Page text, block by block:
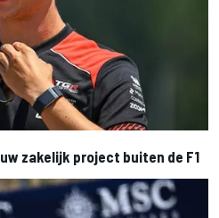
zakelijk project buiten de F1